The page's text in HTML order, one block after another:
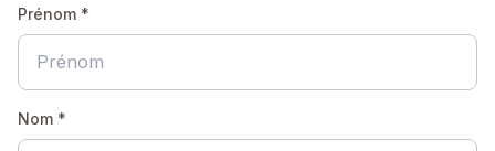
Prénom *
Nom *